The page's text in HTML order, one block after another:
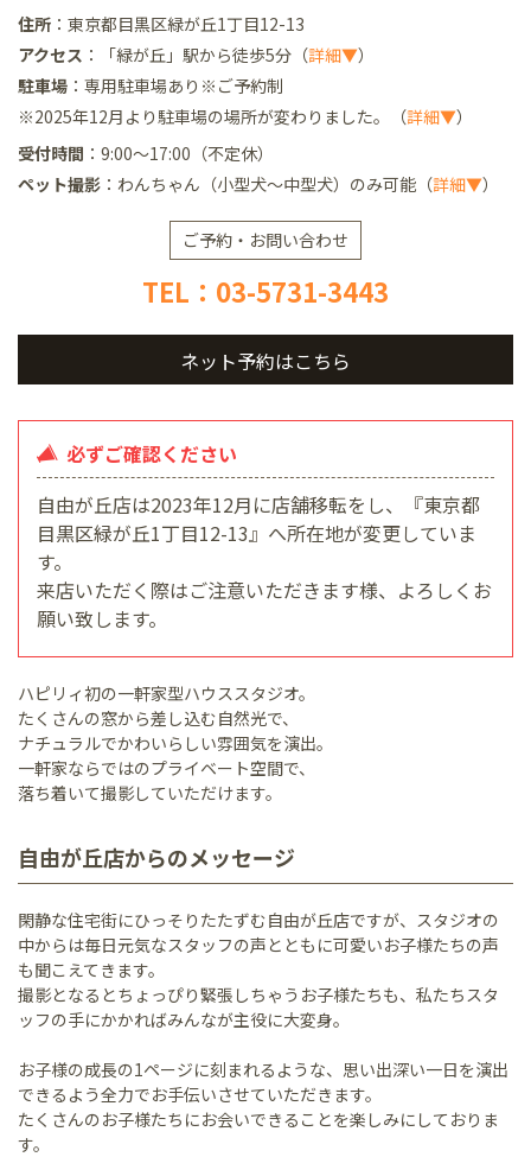
住所 ：東京都目黒区緑が丘1丁目12-13
アクセス ：「緑が丘」駅から徒歩5分（詳細▼）
駐車場 ：専用駐車場あり※ご予約制
※2025年12月より駐車場の場所が変わりました。（詳細▼）
受付時間 ：9:00～17:00（不定休）
ペット撮影 ：わんちゃん（小型犬～中型犬）のみ可能（詳細▼）
ご予約・お問い合わせ
TEL：03-5731-3443
ネット予約はこちら
必ずご確認ください
自由が丘店は2023年12月に店舗移転をし、『東京都
目黒区緑が丘1丁目12-13』へ所在地が変更していま
す。
来店いただく際はご注意いただきます様、よろしくお
願い致します。
ハピリィ初の一軒家型ハウススタジオ。
たくさんの窓から差し込む自然光で、
ナチュラルでかわいらしい雰囲気を演出。
一軒家ならではのプライベート空間で、
落ち着いて撮影していただけます。
自由が丘店からのメッセージ
閑静な住宅街にひっそりたたずむ自由が丘店ですが、スタジオの
中からは毎日元気なスタッフの声とともに可愛いお子様たちの声
も聞こえてきます。
撮影となるとちょっぴり緊張しちゃうお子様たちも、私たちスタ
ッフの手にかかればみんなが主役に大変身。
お子様の成長の1ページに刻まれるような、思い出深い一日を演出
できるよう全力でお手伝いさせていただきます。
たくさんのお子様たちにお会いできることを楽しみにしておりま
す。